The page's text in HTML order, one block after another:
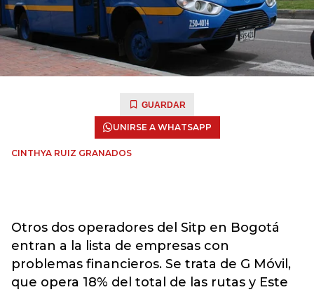
GUARDAR
UNIRSE A WHATSAPP
CINTHYA RUIZ GRANADOS
Otros dos operadores del Sitp en Bogotá
entran a la lista de empresas con
problemas financieros. Se trata de G Móvil,
que opera 18% del total de las rutas y Este